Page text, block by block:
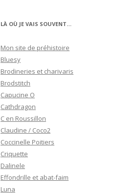
LÀ OÙ JE VAIS SOUVENT…
Mon site de préhistoire
Bluesy
Brodineries et charivaris
Brodstitch
Capucine O
Cathdragon
C en Roussillon
Claudine / Coco2
Coccinelle Poitiers
Criquette
Dalinele
Effondrille et abat-faim
Luna